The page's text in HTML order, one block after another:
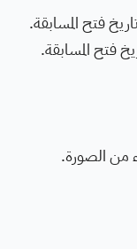
فتح المسابقة.
من الصورة.